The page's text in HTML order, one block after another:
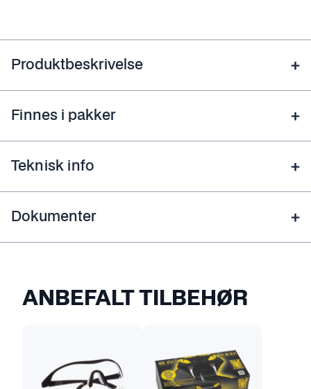
Produktbeskrivelse
Finnes i pakker
Teknisk info
Dokumenter
ANBEFALT TILBEHØR